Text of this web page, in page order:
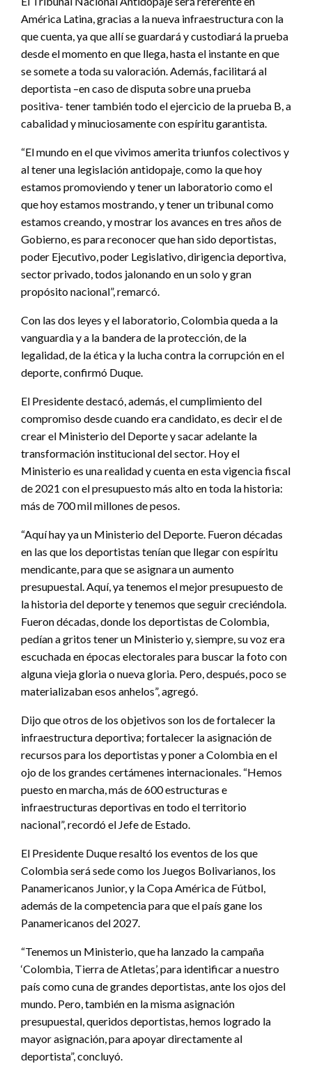
América Latina, gracias a la nueva infraestructura con la
que cuenta, ya que allí se guardará y custodiará la prueba
desde el momento en que llega, hasta el instante en que
se somete a toda su valoración. Además, facilitará al
deportista –en caso de disputa sobre una prueba
positiva- tener también todo el ejercicio de la prueba B, a
cabalidad y minuciosamente con espíritu garantista.
“El mundo en el que vivimos amerita triunfos colectivos y
al tener una legislación antidopaje, como la que hoy
estamos promoviendo y tener un laboratorio como el
que hoy estamos mostrando, y tener un tribunal como
estamos creando, y mostrar los avances en tres años de
Gobierno, es para reconocer que han sido deportistas,
poder Ejecutivo, poder Legislativo, dirigencia deportiva,
sector privado, todos jalonando en un solo y gran
propósito nacional”, remarcó.
Con las dos leyes y el laboratorio, Colombia queda a la
vanguardia y a la bandera de la protección, de la
legalidad, de la ética y la lucha contra la corrupción en el
deporte, confirmó Duque.
El Presidente destacó, además, el cumplimiento del
compromiso desde cuando era candidato, es decir el de
crear el Ministerio del Deporte y sacar adelante la
transformación institucional del sector. Hoy el
Ministerio es una realidad y cuenta en esta vigencia fiscal
de 2021 con el presupuesto más alto en toda la historia:
más de 700 mil millones de pesos.
“Aquí hay ya un Ministerio del Deporte. Fueron décadas
en las que los deportistas tenían que llegar con espíritu
mendicante, para que se asignara un aumento
presupuestal. Aquí, ya tenemos el mejor presupuesto de
la historia del deporte y tenemos que seguir creciéndola.
Fueron décadas, donde los deportistas de Colombia,
pedían a gritos tener un Ministerio y, siempre, su voz era
escuchada en épocas electorales para buscar la foto con
alguna vieja gloria o nueva gloria. Pero, después, poco se
materializaban esos anhelos”, agregó.
Dijo que otros de los objetivos son los de fortalecer la
infraestructura deportiva; fortalecer la asignación de
recursos para los deportistas y poner a Colombia en el
ojo de los grandes certámenes internacionales. “Hemos
puesto en marcha, más de 600 estructuras e
infraestructuras deportivas en todo el territorio
nacional”, recordó el Jefe de Estado.
El Presidente Duque resaltó los eventos de los que
Colombia será sede como los Juegos Bolivarianos, los
Panamericanos Junior, y la Copa América de Fútbol,
además de la competencia para que el país gane los
Panamericanos del 2027.
“Tenemos un Ministerio, que ha lanzado la campaña
‘Colombia, Tierra de Atletas’, para identificar a nuestro
país como cuna de grandes deportistas, ante los ojos del
mundo. Pero, también en la misma asignación
presupuestal, queridos deportistas, hemos logrado la
mayor asignación, para apoyar directamente al
deportista”, concluyó.